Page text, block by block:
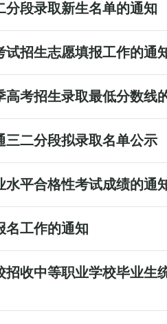
分段录取新生名单的通知
试招生志愿填报工作的通
高考招生录取最低分数线
三二分段拟录取名单公示
水平合格性考试成绩的通
名工作的通知
招收中等职业学校毕业生